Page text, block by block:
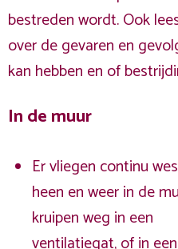
bestreden wordt. Ook
over de gevaren en
kan hebben en of
In de muur
Er vliegen continu
heen en weer in de
kruipen weg in een